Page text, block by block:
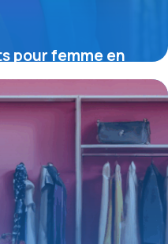
pour femme en
mode éco-